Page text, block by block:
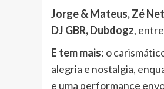
Jorge & Mateus, Zé
DJ GBR, Dubdogz,
E tem mais: o
alegria e nostalgia,
e uma performance